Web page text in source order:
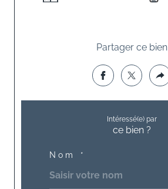
Partager ce bien
Intéressé(e) par
ce bien ?
Nom *